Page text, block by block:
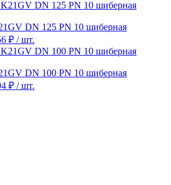
DN 125 PN 10 шиберная
₽ / шт.
DN 100 PN 10 шиберная
₽ / шт.